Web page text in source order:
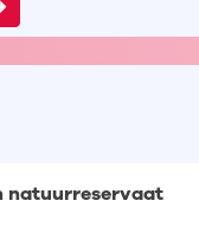
natuurreservaat